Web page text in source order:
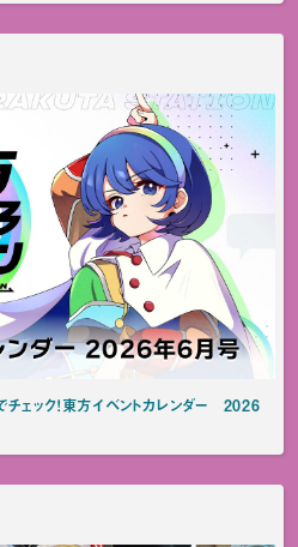
チェック！東方イベントカレンダー 2026